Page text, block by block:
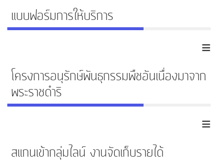
แบบฟอร์มการให้บริการ
≡
โครงการอนุรักษ์พันธุกรรมพืชอันเนื่องมาจาก
พระราชดำริ
≡
สแกนเข้ากลุ่มไลน์ งานจัดเก็บรายได้